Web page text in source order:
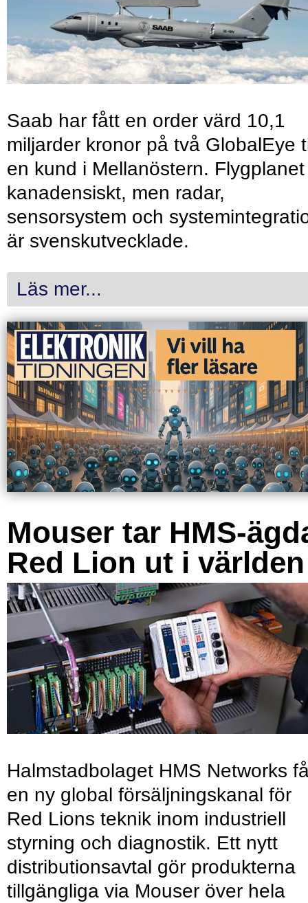
Saab har fått en order värd 10,1
miljarder kronor på två GlobalEye
en kund i Mellanöstern.
kanadensiskt, men radar,
sensorsystem och
är svenskutvecklade.
Läs mer...
Mouser tar HMS-
Red Lion ut i världen
Halmstadbolaget HMS Networks
en ny global försäljningskanal för
Red Lions teknik inom industriell
styrning och diagnostik. Ett nytt
distributionsavtal gör produkterna
tillgängliga via Mouser över hela